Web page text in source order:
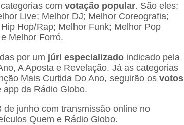
com votação popular. São eles:
Live; Melhor DJ; Melhor Coreografia;
Hop/Rap; Melhor Funk; Melhor Pop
Melhor Forró.
por um júri especializado indicado pela
A Aposta e Revelação. Já as categorias
Mais Curtida Do Ano, seguirão os votos
app da Rádio Globo.
junho com transmissão online no
Quem e Rádio Globo.